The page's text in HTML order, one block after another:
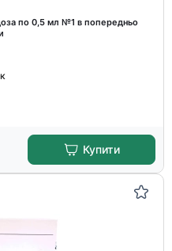
доза по 0,5 мл №1 в попередньо
Купити